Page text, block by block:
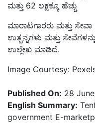
ಮತ್ತು 62 ಲಕ್ಷಕ್ಕೂ ಹೆಚ್ಚು
ಮಾರಾಟಗಾರರು ಮತ್ತು ಸೇವಾ
ಉತ್ಪನ್ನಗಳು ಮತ್ತು
ಉಲ್ಲೇಖ ಮಾಡಿದೆ.
Image Courtesy:
Published On: 28
English Summary:
government E-